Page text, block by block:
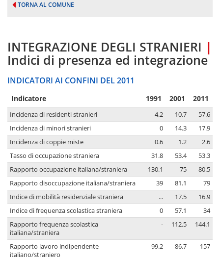
TORNA AL COMUNE
INTEGRAZIONE DEGLI STRANIERI |
Indici di presenza ed integrazione
INDICATORI AI CONFINI DEL 2011
Indicatore 1991 2001 2011
Incidenza di residenti stranieri 4.2 10.7
57.6
Incidenza di minori stranieri
0 14.3
17.9
Incidenza di coppie miste
0.6 1.2
2.6
Tasso di occupazione straniera
31.8 53.4
53.3
Rapporto occupazione italiana/straniera
130.1 75
80.5
Rapporto disoccupazione italiana/straniera
39 81.1
79
Indice di mobilità residenziale straniera
... 17.5
16.9
Indice di frequenza scolastica straniera
0 57.1
34
Rapporto frequenza scolastica
italiana/straniera
- 112.5 144.1
Rapporto lavoro indipendente
italiano/straniero
99.2 86.7 157